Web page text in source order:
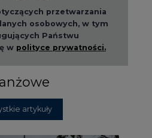
przetwarzania
osobowych, w tym
Państwu
w polityce prywatności.
artykuły